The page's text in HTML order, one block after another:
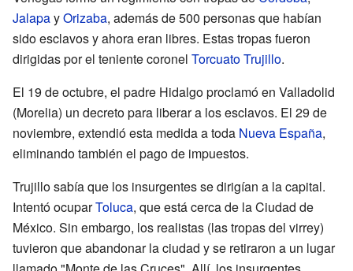
JalapayOrizaba, además de 500 personas que habían
sido esclavos y ahora eran libres. Estas tropas fueron
dirigidas por el teniente coronel Torcuato Trujillo.
El 19 de octubre, el padre Hidalgo proclamó en Valladolid
(Morelia) un decreto para liberar a los esclavos. El 29 de
noviembre, extendió esta medida a toda Nueva España,
eliminando también el pago de impuestos.
Trujillo sabía que los insurgentes se dirigían a la capital.
Intentó ocuparToluca, que está cerca de la Ciudad de
México. Sin embargo, los realistas (las tropas del virrey)
tuvieron que abandonar la ciudad y se retiraron a un lugar